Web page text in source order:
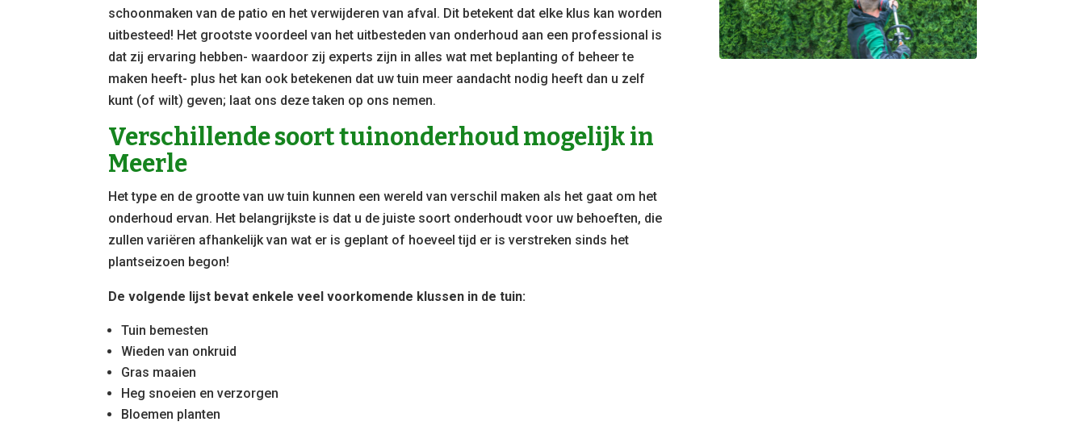
schoonmaken van de patio en het verwijderen van afval. Dit betekent dat elke klus kan worden
uitbesteed! Het grootste voordeel van het uitbesteden van onderhoud aan een professional is
dat zij ervaring hebben- waardoor zij experts zijn in alles wat met beplanting of beheer te
maken heeft- plus het kan ook betekenen dat uw tuin meer aandacht nodig heeft dan u zelf
kunt (of wilt) geven; laat ons deze taken op ons nemen.
Verschillende soort tuinonderhoud mogelijk in
Meerle
Het type en de grootte van uw tuin kunnen een wereld van verschil maken als het gaat om het
onderhoud ervan. Het belangrijkste is dat u de juiste soort onderhoudt voor uw behoeften, die
zullen variëren afhankelijk van wat er is geplant of hoeveel tijd er is verstreken sinds het
plantseizoen begon!
De volgende lijst bevat enkele veel voorkomende klussen in de tuin:
Tuin bemesten
Wieden van onkruid
Gras maaien
Heg snoeien en verzorgen
Bloemen planten